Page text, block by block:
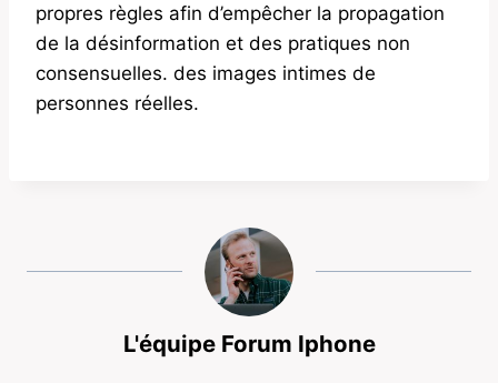
propres règles afin d’empêcher la propagation
de la désinformation et des pratiques non
consensuelles. des images intimes de
personnes réelles.
L'équipe Forum Iphone